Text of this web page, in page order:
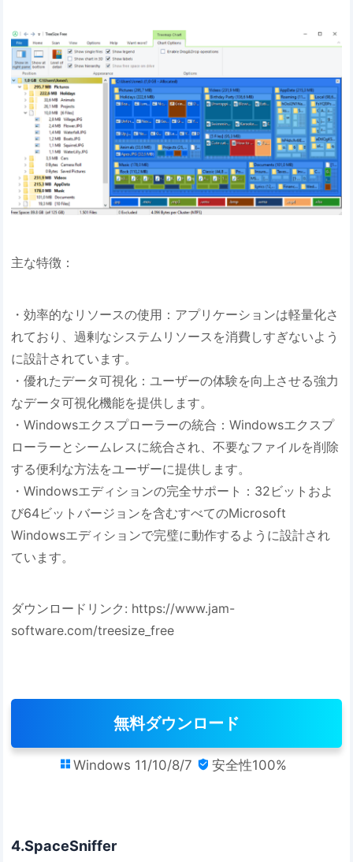
主な特徴：
・効率的なリソースの使用：アプリケーションは軽量化さ
れており、過剰なシステムリソースを消費しすぎないよう
に設計されています。
・優れたデータ可視化：ユーザーの体験を向上させる強力
なデータ可視化機能を提供します。
・Windowsエクスプローラーの統合：Windowsエクスプ
ローラーとシームレスに統合され、不要なファイルを削除
する便利な方法をユーザーに提供します。
・Windowsエディションの完全サポート：32ビットおよ
び64ビットバージョンを含むすべてのMicrosoft
Windowsエディションで完璧に動作するように設計され
ています。
ダウンロードリンク: https://www.jam-
software.com/treesize_free
無料ダウンロード
 Windows 11/10/8/7  安全性100%
4.SpaceSniffer